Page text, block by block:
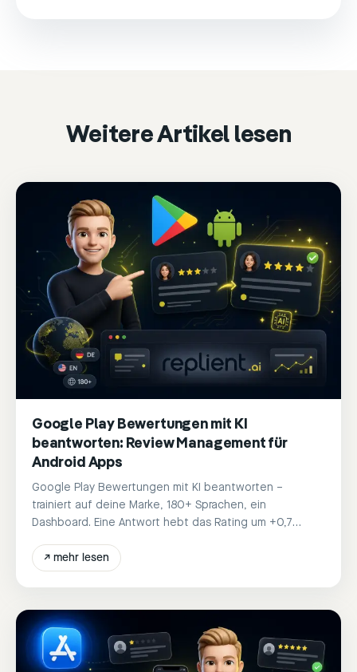
Weitere Artikel lesen
Google Play Bewertungen mit KI
beantworten: Review Management für
Android Apps
Google Play Bewertungen mit KI beantworten –
trainiert auf deine Marke, 180+ Sprachen, ein
Dashboard. Eine Antwort hebt das Rating um +0,7
↗ mehr lesen